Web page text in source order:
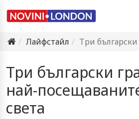
Лайфстайл
Три български града са
Три български
най-
света